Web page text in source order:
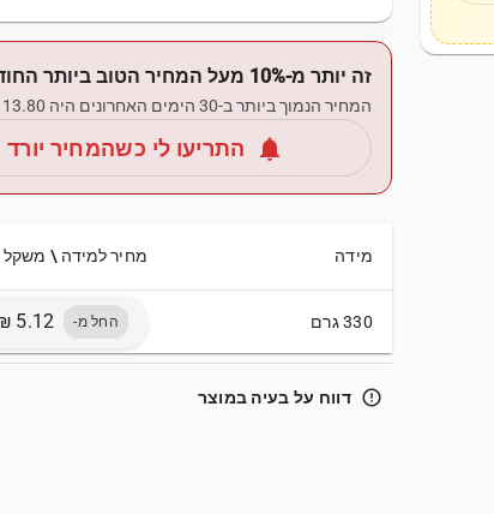
זה יותר מ-10% מעל המחיר הטוב ביותר החודש.
המחיר הנמוך ביותר ב-30 הימים האחרונים היה ‏13.80 ‏₪.
notifications התריעו לי כשהמחיר יורד
מידה מחיר למידה \ משקל
330 גרם החל מ-
error_outline דווח על בעיה במוצר